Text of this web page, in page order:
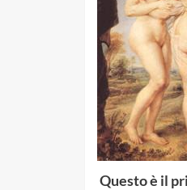
Questo è il